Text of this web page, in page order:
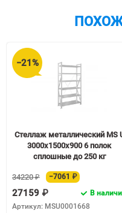
−21%
Стеллаж металлический MS
3000х1500х900 6 полок
сплошные до 250 кг
34220 ₽ −7061 ₽
27159 ₽
В
Артикул: MSU0001668